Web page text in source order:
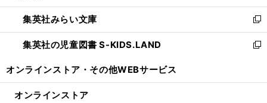
開
く
ウ
で
開
く
ン
ド
ウ
で
ウ
ィ
ン
ド
開
集英社みらい文庫
新
し
い
ン
集英社の児童図書 S-KIDS.LAND
新
ウ
オンラインストア・ その他WEBサービス
オンラインストア